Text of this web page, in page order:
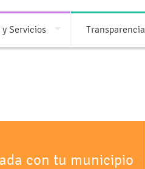
Servicios Transparencia
con tu municipio